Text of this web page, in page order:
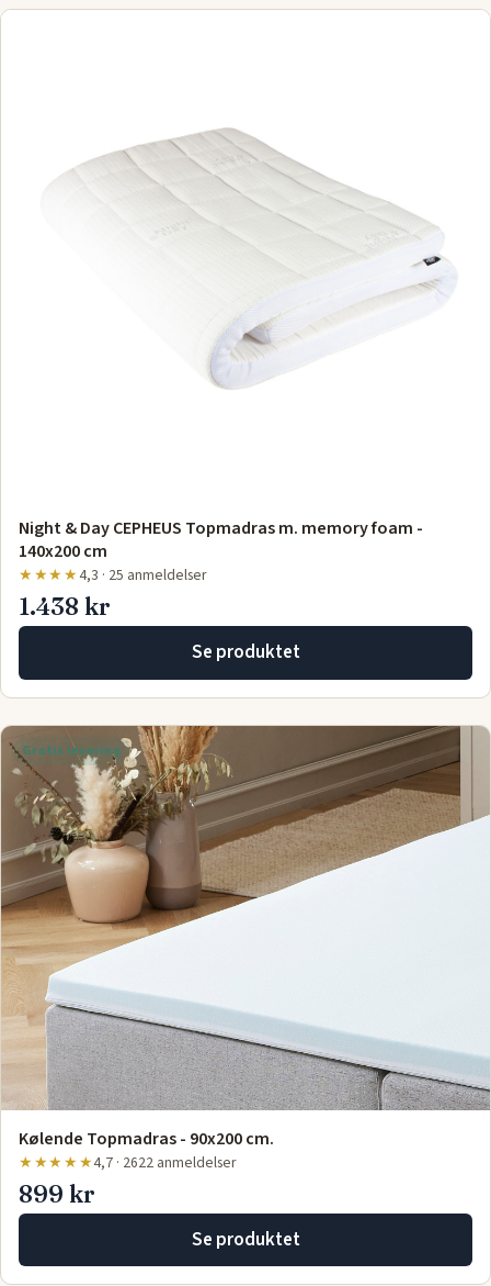
Night & Day CEPHEUS Topmadras m. memory foam -
140x200 cm
★★★★4,3 · 25 anmeldelser
1.438 kr
Se produktet
Gratis levering
Kølende Topmadras - 90x200 cm.
★★★★★4,7 · 2622 anmeldelser
899 kr
Se produktet